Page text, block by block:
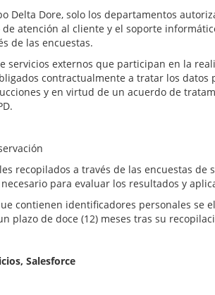
Delta Dore, solo los departamentos
atención al cliente y el soporte
de las encuestas.
servicios externos que participan en la
contractualmente a tratar los datos
y en virtud de un acuerdo de
recopilados a través de las encuestas de
para evaluar los resultados y
contienen identificadores personales se
plazo de doce (12) meses tras su
Salesforce